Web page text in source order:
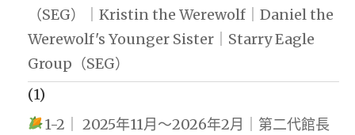
（SEG）｜Kristin the Werewolf｜Daniel the
Werewolf's Younger Sister｜Starry Eagle
Group（SEG）
(1)
1-2｜ 2025年11月～2026年2月｜第二代館長